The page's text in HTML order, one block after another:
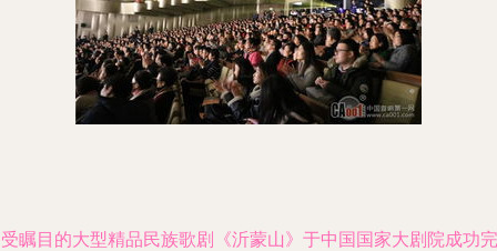
瞩目的大型精品民族歌剧《沂蒙山》于中国国家大剧院成功完